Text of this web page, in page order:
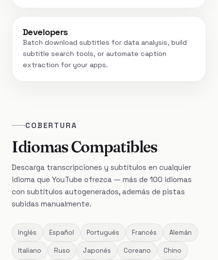
Developers
Batch download subtitles for data analysis, build
subtitle search tools, or automate caption
extraction for your apps.
COBERTURA
Idiomas Compatibles
Descarga transcripciones y subtítulos en cualquier
idioma que YouTube ofrezca — más de 100 idiomas
con subtítulos autogenerados, además de pistas
subidas manualmente.
Inglés Español Portugués Francés Alemán
Italiano Ruso Japonés Coreano Chino